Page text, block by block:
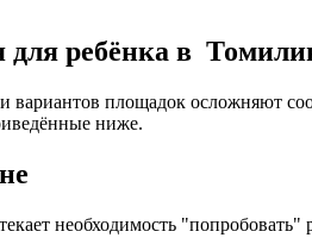
для ребёнка в
площадок осложняют
ниже.
необходимость